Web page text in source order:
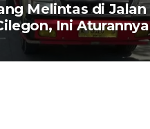
Melintas di Jalan
Ini Aturannya